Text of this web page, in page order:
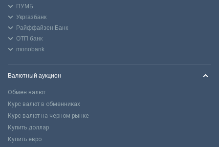
ПУМБ
Укргазбанк
Райффайзен Банк
ОТП банк
monobank
Валютный аукцион
Обмен валют
Курс валют в обменниках
Курс валют на черном рынке
Купить доллар
Купить евро